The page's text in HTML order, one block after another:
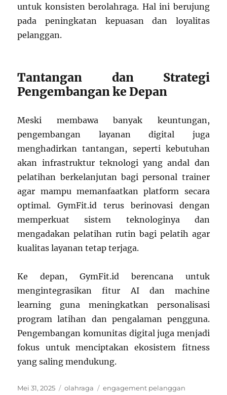
untuk konsisten berolahraga. Hal ini berujung
pada peningkatan kepuasan dan loyalitas
pelanggan.
Tantangan dan Strategi
Pengembangan ke Depan
Meski membawa banyak keuntungan,
pengembangan layanan digital juga
menghadirkan tantangan, seperti kebutuhan
akan infrastruktur teknologi yang andal dan
pelatihan berkelanjutan bagi personal trainer
agar mampu memanfaatkan platform secara
optimal. GymFit.id terus berinovasi dengan
memperkuat sistem teknologinya dan
mengadakan pelatihan rutin bagi pelatih agar
kualitas layanan tetap terjaga.
Ke depan, GymFit.id berencana untuk
mengintegrasikan fitur AI dan machine
learning guna meningkatkan personalisasi
program latihan dan pengalaman pengguna.
Pengembangan komunitas digital juga menjadi
fokus untuk menciptakan ekosistem fitness
yang saling mendukung.
Posted
Mei 31, 2025 Categories
olahraga Tags
engagement pelanggan